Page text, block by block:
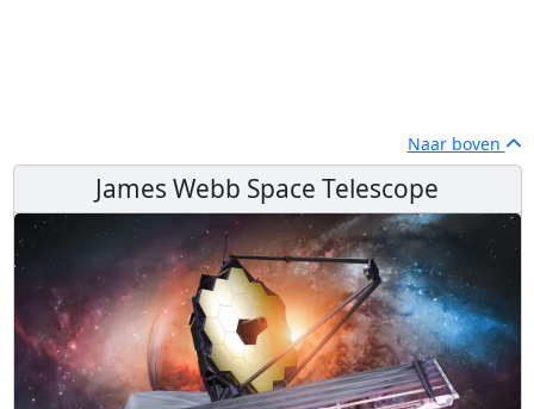
Naar boven
James Webb Space Telescope